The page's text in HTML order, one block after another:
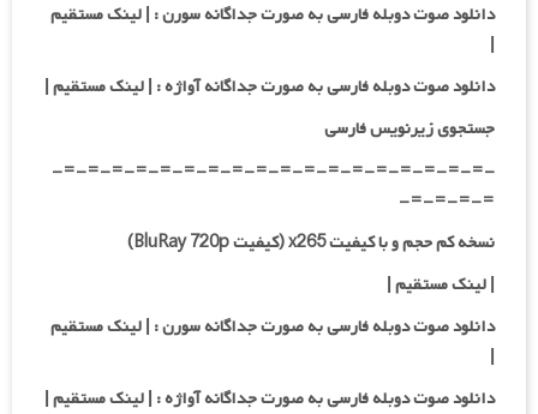
دانلود صوت دوبله فارسی به صورت جداگانه سورن : | لینک مستقیم
|
دانلود صوت دوبله فارسی به صورت جداگانه آواژه : | لینک مستقیم|
جستجوی زیرنویس فارسی
-=-=-=-=-=-=-=-=-=-=-=-=-=-=-=-=-=-=-
=-=-=-=-
نسخه کم حجم و با کیفیت x265 (کیفیت BluRay 720p)
| لینک مستقیم |
دانلود صوت دوبله فارسی به صورت جداگانه سورن : | لینک مستقیم
|
دانلود صوت دوبله فارسی به صورت جداگانه آواژه : | لینک مستقیم|